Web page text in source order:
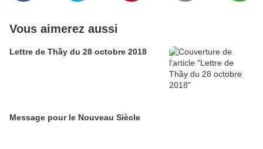
Vous aimerez aussi
Lettre de Thầy du 28 octobre 2018
Message pour le Nouveau Siècle